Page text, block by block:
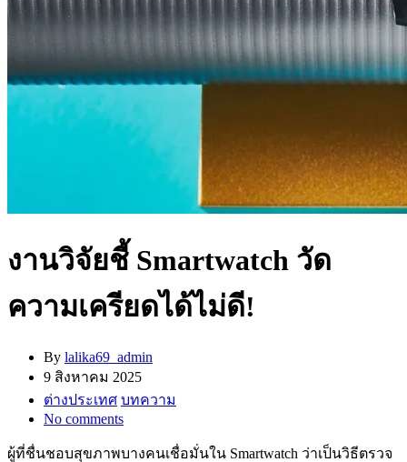
งานวิจัยชี้ Smartwatch วัด
ความเครียดได้ไม่ดี!
By lalika69_admin
9 สิงหาคม 2025
ต่างประเทศ บทความ
No comments
ผู้ที่ชื่นชอบสุขภาพบางคนเชื่อมั่นใน Smartwatch ว่าเป็นวิธีตรวจ